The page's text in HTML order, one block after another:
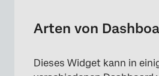
Arten von
Dieses Widget kann in